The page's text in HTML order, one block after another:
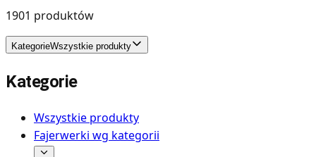
1901 produktów
KategorieWszystkie produkty
Kategorie
Wszystkie produkty
Fajerwerki wg kategorii